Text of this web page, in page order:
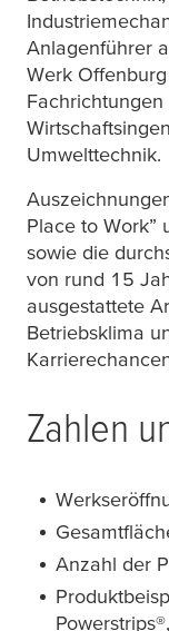
Anlagenführer
Werk
Umwelttechnik.
Place to Work”
sowie die
von rund 15
ausgestattete
Betriebsklima
Zahlen
Anzahl der
Powerstrips®,